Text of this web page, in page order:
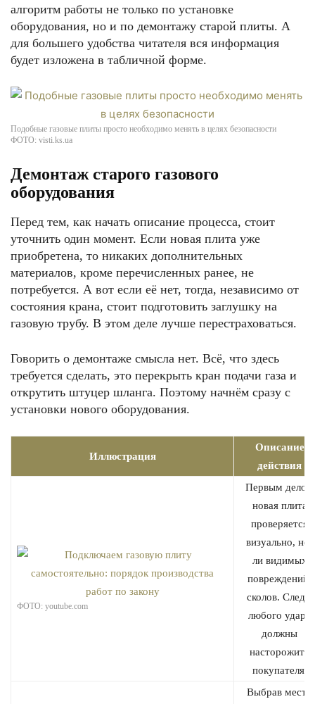
алгоритм работы не только по установке
оборудования, но и по демонтажу старой плиты. А
для большего удобства читателя вся информация
будет изложена в табличной форме.
Подобные газовые плиты просто необходимо менять в целях безопасности
ФОТО: visti.ks.ua
Демонтаж старого газового
оборудования
Перед тем, как начать описание процесса, стоит
уточнить один момент. Если новая плита уже
приобретена, то никаких дополнительных
материалов, кроме перечисленных ранее, не
потребуется. А вот если её нет, тогда, независимо от
состояния крана, стоит подготовить заглушку на
газовую трубу. В этом деле лучше перестраховаться.
Говорить о демонтаже смысла нет. Всё, что здесь
требуется сделать, это перекрыть кран подачи газа и
открутить штуцер шланга. Поэтому начнём сразу с
установки нового оборудования.
Иллюстрация
Описание
действия
ФОТО: youtube.com
Первым делом
новая плита
проверяется
визуально, нет
ли видимых
повреждений,
сколов. Следы
любого удара
должны
насторожить
покупателя.
Выбрав место